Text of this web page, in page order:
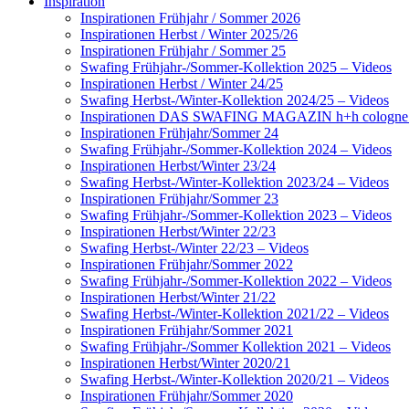
Inspirationen Frühjahr / Sommer 2026
Inspirationen Herbst / Winter 2025/26
Inspirationen Frühjahr / Sommer 25
Swafing Frühjahr-/Sommer-Kollektion 2025 – Videos
Inspirationen Herbst / Winter 24/25
Swafing Herbst-/Winter-Kollektion 2024/25 – Videos
Inspirationen DAS SWAFING MAGAZIN h+h
Inspirationen Frühjahr/Sommer 24
Swafing Frühjahr-/Sommer-Kollektion 2024 – Videos
Inspirationen Herbst/Winter 23/24
Swafing Herbst-/Winter-Kollektion 2023/24 – Videos
Inspirationen Frühjahr/Sommer 23
Swafing Frühjahr-/Sommer-Kollektion 2023 – Videos
Inspirationen Herbst/Winter 22/23
Swafing Herbst-/Winter 22/23 – Videos
Inspirationen Frühjahr/Sommer 2022
Swafing Frühjahr-/Sommer-Kollektion 2022 – Videos
Inspirationen Herbst/Winter 21/22
Swafing Herbst-/Winter-Kollektion 2021/22 – Videos
Inspirationen Frühjahr/Sommer 2021
Swafing Frühjahr-/Sommer Kollektion 2021 – Videos
Inspirationen Herbst/Winter 2020/21
Swafing Herbst-/Winter-Kollektion 2020/21 – Videos
Inspirationen Frühjahr/Sommer 2020